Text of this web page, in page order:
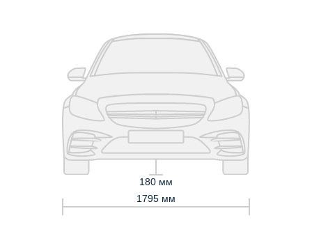
180 мм
1795 мм